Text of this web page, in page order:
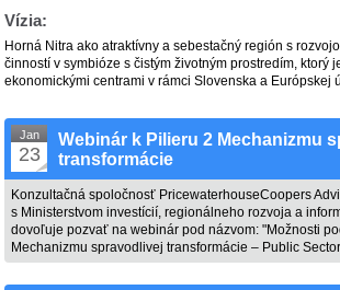
Vízia:
Horná Nitra ako atraktívny a sebestačný región s
činností v symbióze s čistým životným prostredím, ktorý
ekonomickými centrami v rámci Slovenska a Európskej
Jan
23
Webinár k Pilieru 2 Mechanizmu
transformácie
Konzultačná spoločnosť PricewaterhouseCoopers
s Ministerstvom investícií, regionálneho rozvoja a
dovoľuje pozvať na webinár pod názvom: "Možnosti
Mechanizmu spravodlivej transformácie – Public